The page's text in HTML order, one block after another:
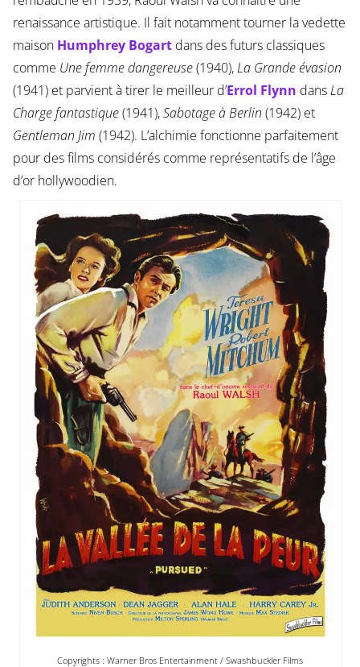
renaissance artistique. Il fait notamment tourner la vedette
maison Humphrey Bogartdans des futurs classiques
comme Une femme dangereuse(1940),La Grande évasion
(1941) et parvient à tirer le meilleur d’Errol Flynn dansLa
Charge fantastique(1941),Sabotage à Berlin (1942) et
Gentleman Jim (1942). L’alchimie fonctionne parfaitement
pour des films considérés comme représentatifs de l’âge
d’or hollywoodien.
Copyrights : Warner Bros Entertainment / Swashbuckler Films